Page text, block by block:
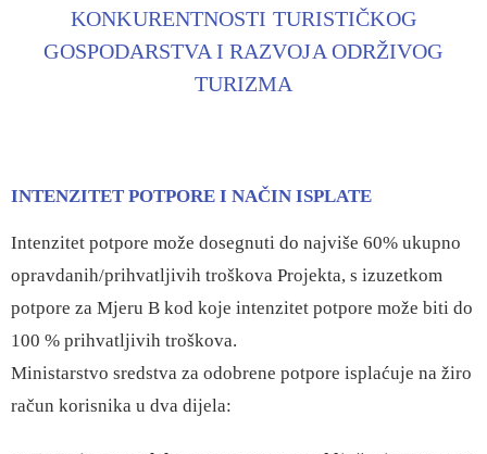
KONKURENTNOSTI TURISTIČKOG
GOSPODARSTVA I RAZVOJA ODRŽIVOG
TURIZMA
INTENZITET POTPORE I NAČIN ISPLATE
Intenzitet potpore može dosegnuti do najviše 60% ukupno
opravdanih/prihvatljivih troškova Projekta, s izuzetkom
potpore za Mjeru B kod koje intenzitet potpore može biti do
100 % prihvatljivih troškova.
Ministarstvo sredstva za odobrene potpore isplaćuje na žiro
račun korisnika u dva dijela: